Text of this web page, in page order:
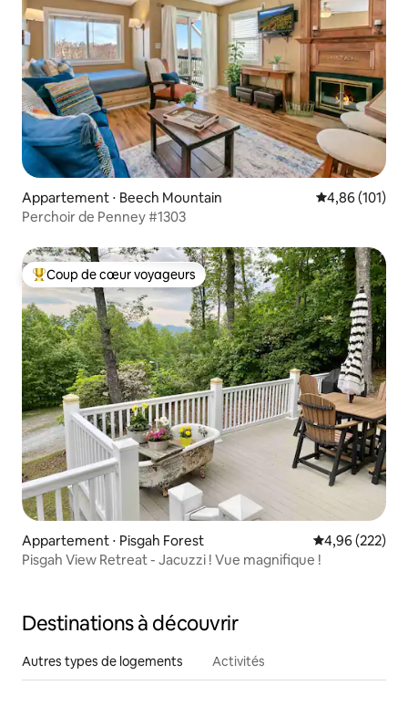
Appartement ⋅ Beech Mountain Évaluation
4,86 (101)
Perchoir de Penney #1303
Coups de cœur voyageurs les plus appréciés
Coup de cœur voyageurs
Appartement ⋅ Pisgah Forest Évaluation
4,96 (222)
Pisgah View Retreat - Jacuzzi ! Vue magnifique !
Destinations à découvrir
Autres types de logements Activités